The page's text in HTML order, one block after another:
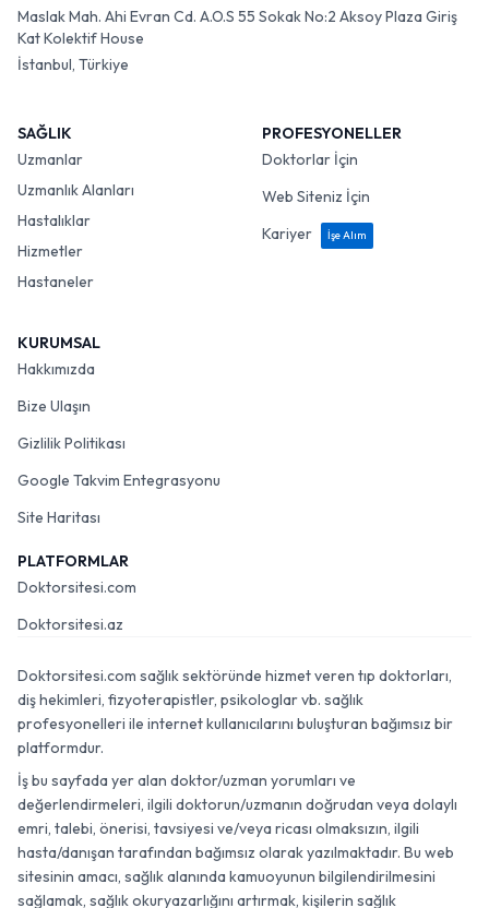
Maslak Mah. Ahi Evran Cd. A.O.S 55 Sokak No:2 Aksoy Plaza Giriş
Kat Kolektif House
İstanbul, Türkiye
SAĞLIK
Uzmanlar
Uzmanlık Alanları
Hastalıklar
Hizmetler
Hastaneler
PROFESYONELLER
Doktorlar İçin
Web Siteniz İçin
Kariyer
İşe Alım
KURUMSAL
Hakkımızda
Bize Ulaşın
Gizlilik Politikası
Google Takvim Entegrasyonu
Site Haritası
PLATFORMLAR
Doktorsitesi.com
Doktorsitesi.az
Doktorsitesi.com sağlık sektöründe hizmet veren tıp doktorları,
diş hekimleri, fizyoterapistler, psikologlar vb. sağlık
profesyonelleri ile internet kullanıcılarını buluşturan bağımsız bir
platformdur.
İş bu sayfada yer alan doktor/uzman yorumları ve
değerlendirmeleri, ilgili doktorun/uzmanın doğrudan veya dolaylı
emri, talebi, önerisi, tavsiyesi ve/veya ricası olmaksızın, ilgili
hasta/danışan tarafından bağımsız olarak yazılmaktadır. Bu web
sitesinin amacı, sağlık alanında kamuoyunun bilgilendirilmesini
sağlamak, sağlık okuryazarlığını artırmak, kişilerin sağlık